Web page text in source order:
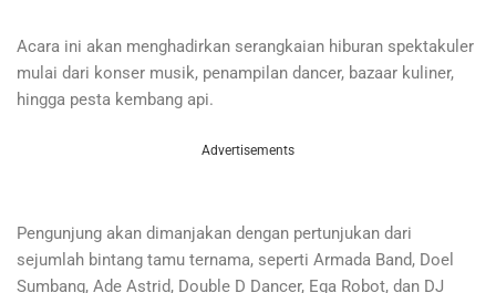
Acara ini akan menghadirkan serangkaian hiburan spektakuler
mulai dari konser musik, penampilan dancer, bazaar kuliner,
hingga pesta kembang api.
Advertisements
Pengunjung akan dimanjakan dengan pertunjukan dari
sejumlah bintang tamu ternama, seperti Armada Band, Doel
Sumbang, Ade Astrid, Double D Dancer, Ega Robot, dan DJ